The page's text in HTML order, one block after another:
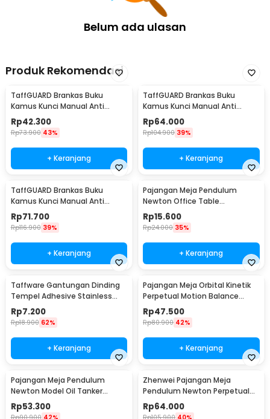
Belum ada ulasan
Produk Rekomendasi
TaffGUARD Brankas Buku
Kamus Kunci Manual Anti
Maling Hidden Safe Box Kecil -
KB-10L
Rp42.300
Rp73.900 43%
+ Keranjang
TaffGUARD Brankas Buku
Kamus Kunci Manual Anti
Maling Hidden Safe Box Sedang
- KB-10L
Rp64.000
Rp104.900 39%
+ Keranjang
TaffGUARD Brankas Buku
Kamus Kunci Manual Anti
Maling Hidden Safe Box Besar -
KB-10L
Rp71.700
Rp116.900 39%
+ Keranjang
Pajangan Meja Pendulum
Newton Office Table
Decoration 5 Ball S - H50S
Rp15.600
Rp24.000 35%
+ Keranjang
Taffware Gantungan Dinding
Tempel Adhesive Stainless
Steel 6 PCS - ST40
Rp7.200
Rp18.900 62%
+ Keranjang
Pajangan Meja Orbital Kinetik
Perpetual Motion Balance
Physics - NR31TX
Rp47.500
Rp80.900 42%
+ Keranjang
Pajangan Meja Pendulum
Newton Model Oil Tanker
Perpetual Debate - B101
Rp53.300
Zhenwei Pajangan Meja
Pendulum Newton Perpetual
Model Ferris Wheel - ZPW
Rp64.000